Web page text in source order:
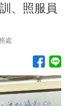
、照服員
處